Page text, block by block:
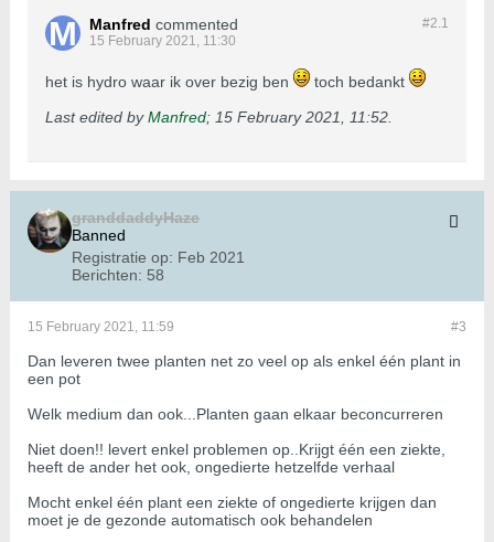
#2.1
Manfred commented
15 February 2021, 11:30
het is hydro waar ik over bezig ben
toch bedankt
Last edited byManfred; 15 February 2021, 11:52
granddaddyHaze
Banned
Registratie op: Feb 2021
Berichten: 58
#3
15 February 2021, 11:59
Dan leveren twee planten net zo veel op als enkel één plant in
een pot
Welk medium dan ook...Planten gaan elkaar beconcurreren
Niet doen!! levert enkel problemen op..Krijgt één een ziekte,
heeft de ander het ook, ongedierte hetzelfde verhaal
Mocht enkel één plant een ziekte of ongedierte krijgen dan
moet je de gezonde automatisch ook behandelen